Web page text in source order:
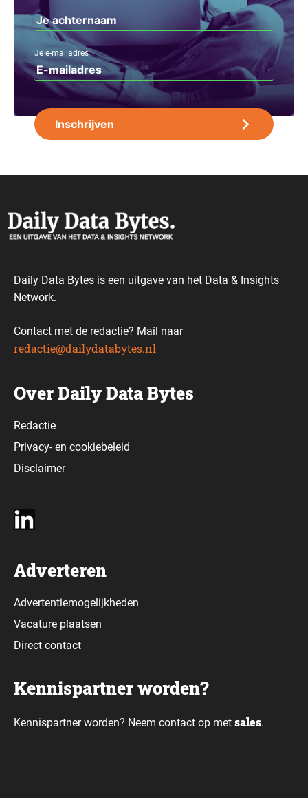
Je e-mailadres
Daily Data Bytes is een uitgave van het Data & Insights
Network.
Contact met de redactie? Mail naar
redactie@dailydatabytes.nl
Over Daily Data Bytes
Redactie
Privacy-en cookiebeleid
Disclaimer
Adverteren
Advertentiemogelijkheden
Vacature plaatsen
Direct contact
Kennispartner worden?
Kennispartner worden? Neem contact op met sales.